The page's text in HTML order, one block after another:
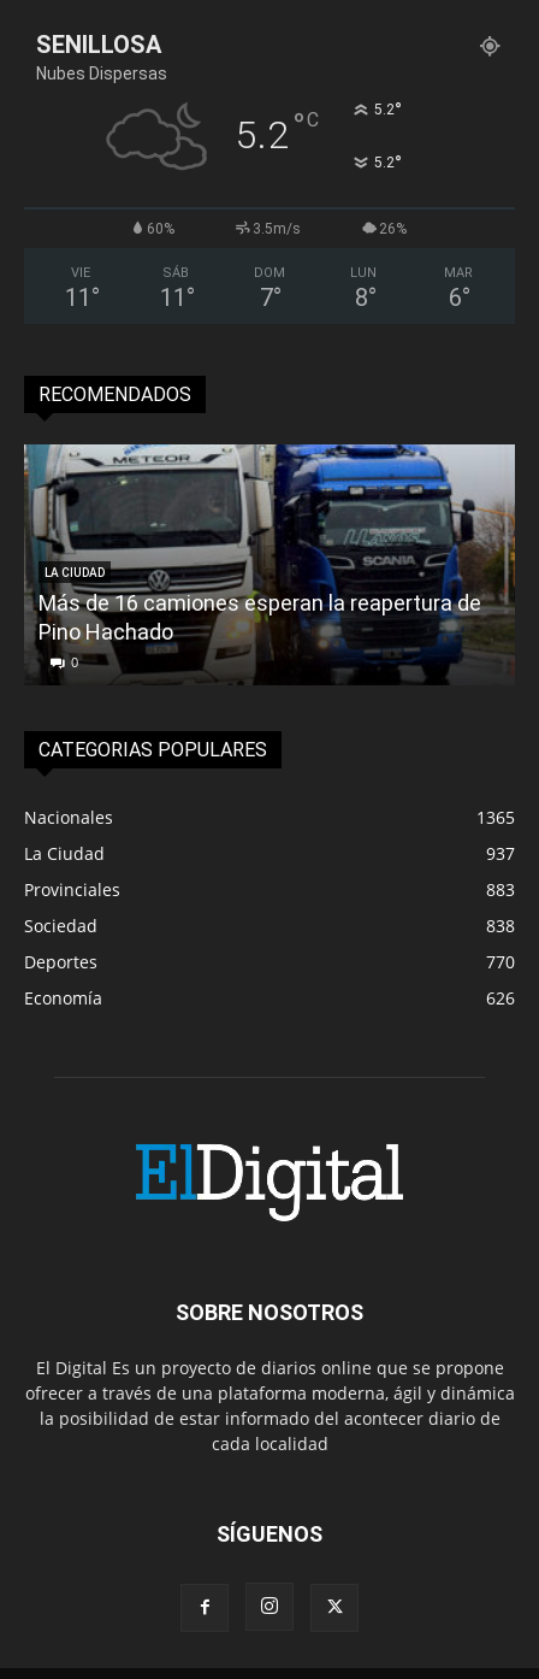
SENILLOSA
Nubes Dispersas
5.2°C 5.2°
5.2°
60% 3.5m/s 26%
VIE
11 °
SÁB
11 °
DOM
7°
LUN
8°
MAR
6°
RECOMENDADOS
LA CIUDAD
Más de 16 camiones esperan la reapertura de
Pino Hachado
0
CATEGORIAS POPULARES
Nacionales
1365
La Ciudad
937
Provinciales
883
Sociedad
838
Deportes
770
Economía
626
SOBRE NOSOTROS
El Digital Es un proyecto de diarios online que se propone
ofrecer a través de una plataforma moderna, ágil y dinámica
la posibilidad de estar informado del acontecer diario de
cada localidad
SÍGUENOS